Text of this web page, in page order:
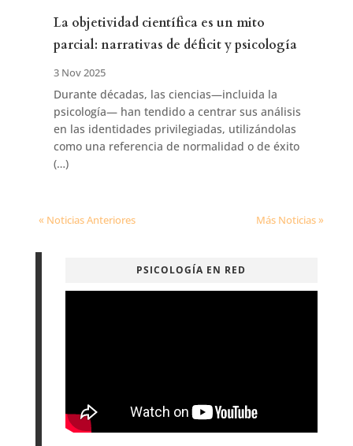
La objetividad científica es un mito
parcial: narrativas de déficit y psicología
3 Nov 2025
Durante décadas, las ciencias—incluida la
psicología— han tendido a centrar sus análisis
en las identidades privilegiadas, utilizándolas
como una referencia de normalidad o de éxito
(…)
« Noticias Anteriores Más Noticias »
PSICOLOGÍA EN RED